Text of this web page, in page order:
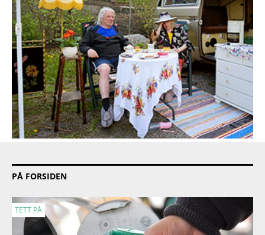
PÅ FORSIDEN
TETT PÅ